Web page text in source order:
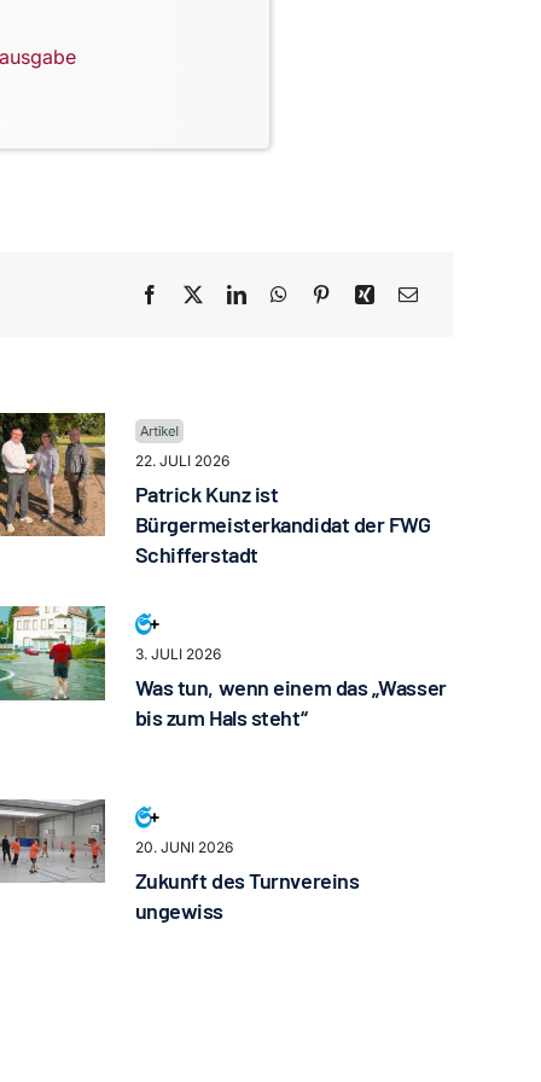
22. JULI 2026
Patrick Kunz ist
Bürgermeisterkandidat der FWG
Schifferstadt
3. JULI 2026
Was tun, wenn einem das „Wasser
bis zum Hals steht“
20. JUNI 2026
Zukunft des Turnvereins
ungewiss